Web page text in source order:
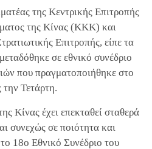
της Κεντρικής Επιτροπής
της Κίνας (ΚΚΚ) και
Επιτροπής, είπε τα
σε εθνικό συνέδριο
που πραγματοποιήθηκε στο
Τετάρτη.
Κίνας έχει επεκταθεί σταθερά
συνεχώς σε ποιότητα και
18ο Εθνικό Συνέδριο του